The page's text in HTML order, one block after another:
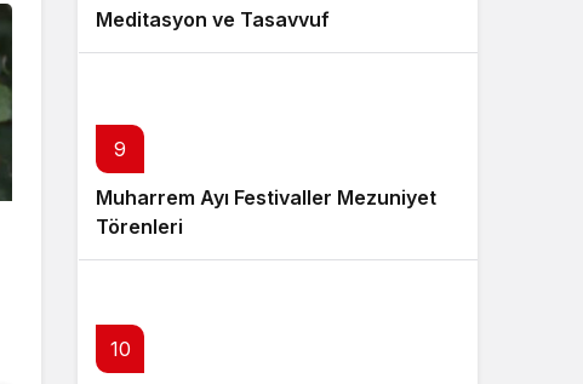
Meditasyon ve Tasavvuf
9
Muharrem Ayı Festivaller Mezuniyet
Törenleri
10